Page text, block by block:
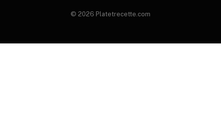
© 2026 Platetrecette.com